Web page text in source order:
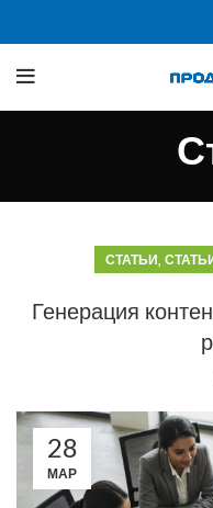
СТАТЬИ,
Генерация
28
МАР